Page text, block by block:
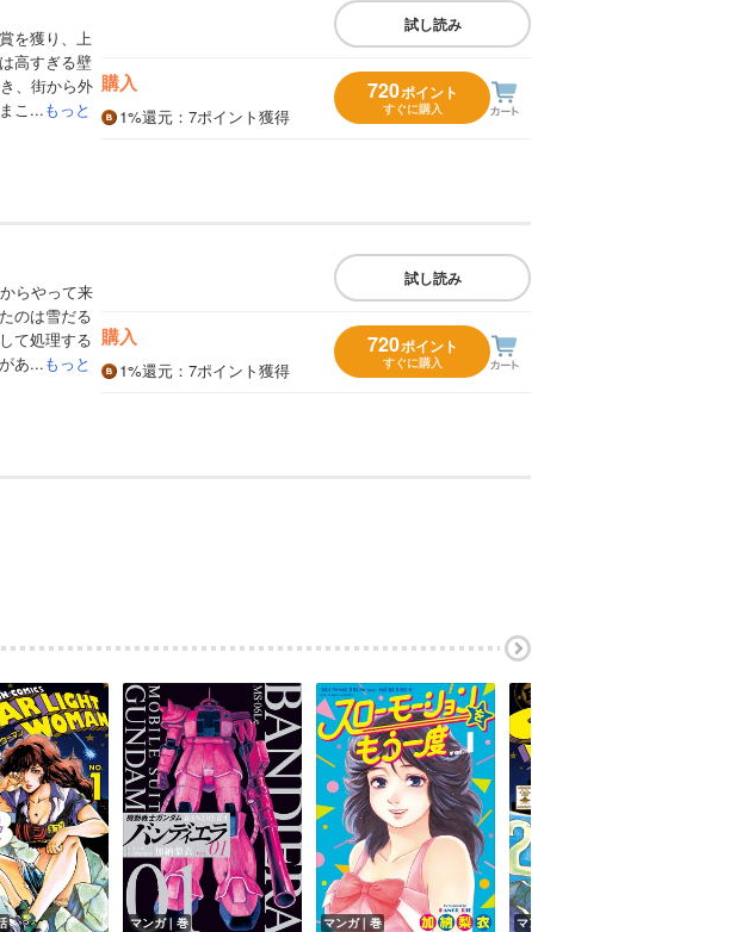
を獲り、上
高すぎる壁
、街から外
こ...もっと
試し読み
購入
1%還元 ：7ポイント獲得
720ポイント
すぐに購入
らやって来
のは雪だる
て処理する
あ...もっと
試し読み
購入
1%還元 ：7ポイント獲得
720ポイント
すぐに購入
マンガ｜巻 マンガ｜巻 マンガ｜巻